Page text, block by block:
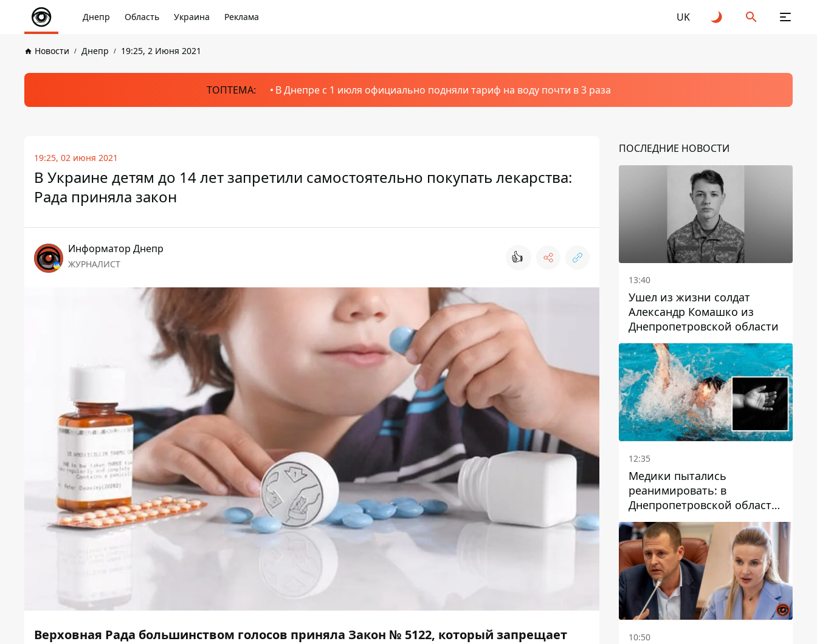
Днепр Область Украина Реклама UK
Новости Днепр 19:25, 2 Июня 2021
ТОПТЕМА: В Днепре с 1 июля официально подняли тариф на воду почти в 3 раза
19:25, 02 июня 2021
В Украине детям до 14 лет запретили самостоятельно покупать лекарства:
Рада приняла закон
Информатор Днепр
ЖУРНАЛИСТ 👍
Верховная Рада большинством голосов приняла Закон № 5122, который запрещает
ПОСЛЕДНИЕ НОВОСТИ
13:40
Ушел из жизни солдат
Александр Комашко из
Днепропетровской области
12:35
Медики пытались
реанимировать: в
Днепропетровской области
двухлетний мальчик утонул
в бассейне
10:50